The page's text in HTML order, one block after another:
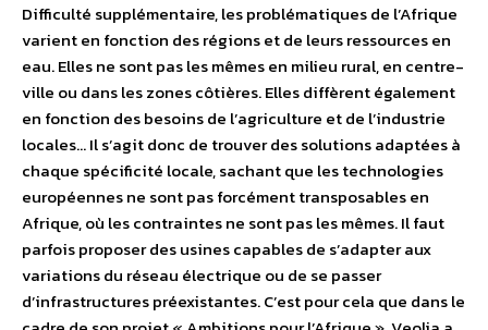
Difficulté supplémentaire, les problématiques de l’Afrique
varient en fonction des régions et de leurs ressources en
eau. Elles ne sont pas les mêmes en milieu rural, en centre-
ville ou dans les zones côtières. Elles diffèrent également
en fonction des besoins de l’agriculture et de l’industrie
locales… Il s’agit donc de trouver des solutions adaptées à
chaque spécificité locale, sachant que les technologies
européennes ne sont pas forcément transposables en
Afrique, où les contraintes ne sont pas les mêmes. Il faut
parfois proposer des usines capables de s’adapter aux
variations du réseau électrique ou de se passer
d’infrastructures préexistantes. C’est pour cela que dans le